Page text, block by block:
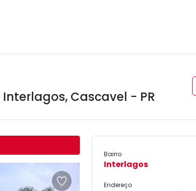
Interlagos, Cascavel - PR
Bairro
Interlagos
Endereço